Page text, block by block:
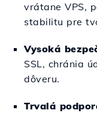
vrátane VPS,
stabilitu pre
Vysoká
SSL, chránia
dôveru.
Trvalá